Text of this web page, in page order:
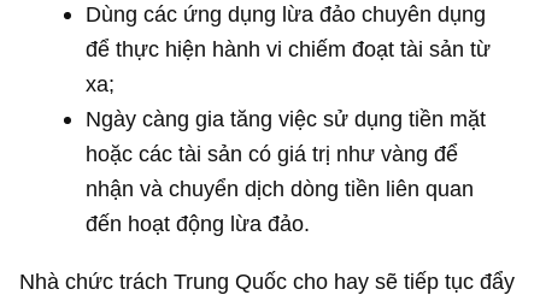
Dùng các ứng dụng lừa đảo chuyên dụng
để thực hiện hành vi chiếm đoạt tài sản từ
xa;
Ngày càng gia tăng việc sử dụng tiền mặt
hoặc các tài sản có giá trị như vàng để
nhận và chuyển dịch dòng tiền liên quan
đến hoạt động lừa đảo.
Nhà chức trách Trung Quốc cho hay sẽ tiếp tục đẩy